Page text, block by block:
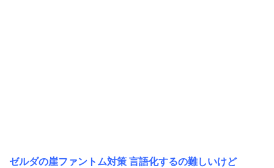
ゼルダの崖ファントム対策 言語化するの難しいけど